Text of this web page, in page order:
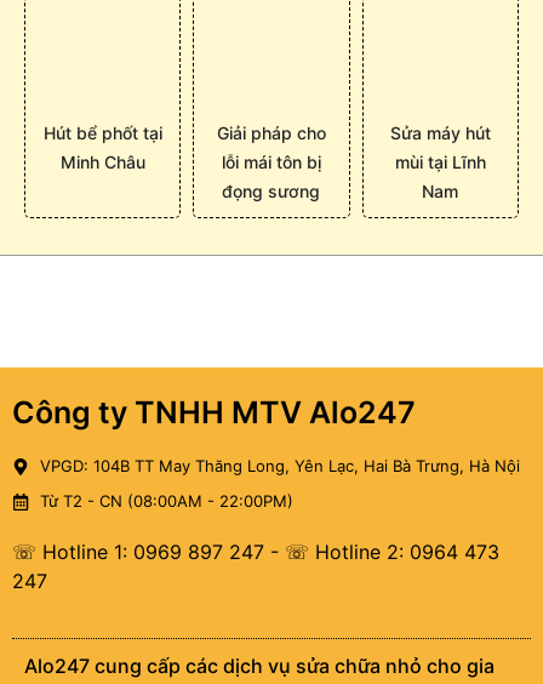
Hút bể phốt tại
Minh Châu
Giải pháp cho
lỗi mái tôn bị
đọng sương
Sửa máy hút
mùi tại Lĩnh
Nam
Công ty TNHH MTV Alo247
VPGD: 104B TT May Thăng Long, Yên Lạc, Hai Bà Trưng, Hà Nội
Từ T2 - CN (08:00AM - 22:00PM)
☏ Hotline 1: 0969 897 247 - ☏ Hotline 2: 0964 473
247
Alo247 cung cấp các dịch vụ sửa chữa nhỏ cho gia